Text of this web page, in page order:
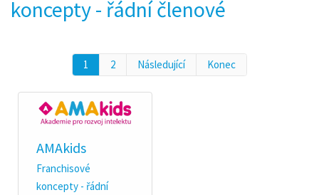
koncepty - řádní členové
1 2 Následující Konec
AMAkids
Franchisové
koncepty - řádní